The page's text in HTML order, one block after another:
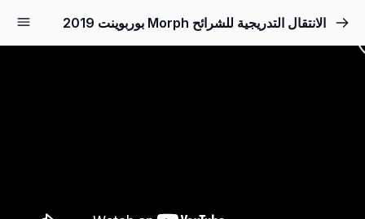
الانتقال التدريجية للشرائح Morph بوربوينت 2019